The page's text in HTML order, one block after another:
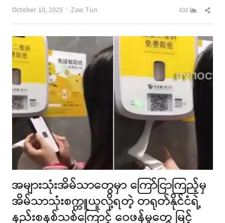
October 10, 2025
Author
Zaw Tun 630
အများသုံးအိမ်သာတွေမှာ ကြော်ငြာကြည့်မှ
အိမ်သာသုံးစက္ကူယူလို့ရတဲ့ တရုတ်နိုင်ငံရဲ့
နည်းစနစ်သစ်ကြောင့် ဝေဖန်မှုတွေ မြင့်